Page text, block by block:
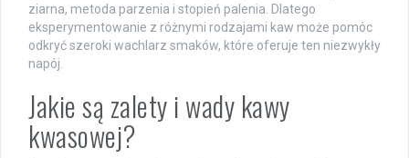
ziarna, metoda parzenia i stopień palenia. Dlatego
eksperymentowanie z różnymi rodzajami kaw może pomóc
odkryć szeroki wachlarz smaków, które oferuje ten niezwykły
napój.
Jakie są zalety i wady kawy
kwasowej?